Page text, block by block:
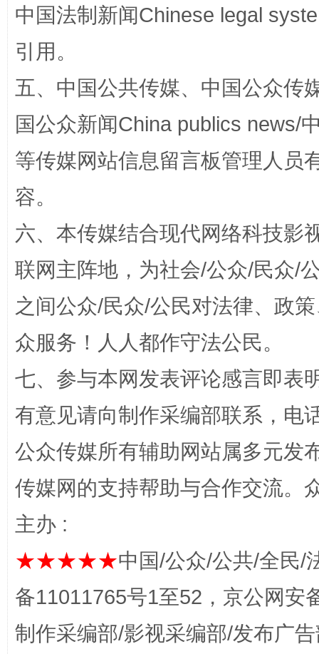
“蜀中异人”王建安的艺术幻境
完善运行机制助力责任有效落实
中国法制新闻Chinese legal
引用。
五、中国公共传媒、中国公众传
国公众新闻China publics news/
等传媒网站信息留言板管理人员
容。
六、本传媒结合现代网络科技影
联网主阵地，为社会/公众/民众/
之间公众/民众/公民对法律、政
众服务！人人都作守法公民。
七、参与本网发表评论感言即表
有意见请向制作采编部联系，电
公众传媒所有辅助网站属多元发
传媒网的支持帮助与合作交流。
主办 :
★★★★★中国/公众/公共/全民/
备11011765号1至52，京公网安
制作采编部/影视采编部/发布广